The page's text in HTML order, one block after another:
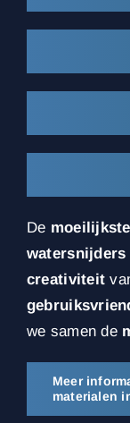
De
watersnijders
creativiteit
we samen de
Meer
materialen